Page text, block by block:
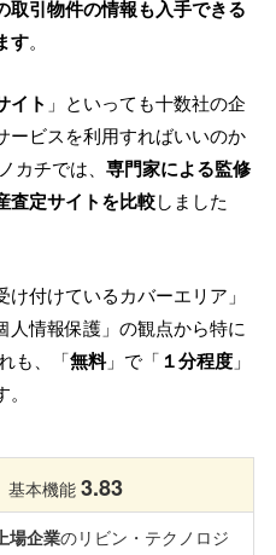
取引物件の情報も入手できる
す。
イト 」といっても十数社の企
ービスを利用すればいいのか
カチでは、 専門家による監修
査定サイトを比較しました
付けているカバーエリア」
人情報保護」の観点から特に
も、「無料」で「 １分程度 」